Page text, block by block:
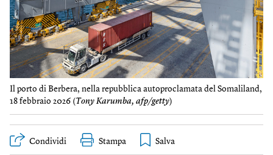
Il porto di Berbera, nella repubblica autoproclamata del Somaliland,
18 febbraio 2026 (Tony Karumba, afp/getty)
Condividi Stampa